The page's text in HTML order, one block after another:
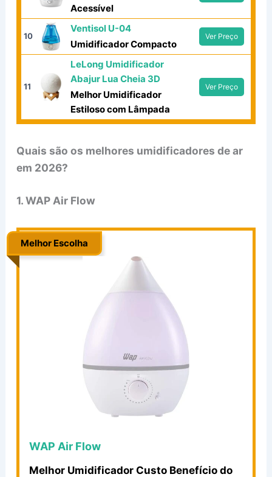
Acessível
10
Ventisol U-04
Umidificador Compacto
Ver Preço
11
LeLong Umidificador
Abajur Lua Cheia 3D
Melhor Umidificador
Estiloso com Lâmpada
Ver Preço
Quais são os melhores umidificadores de ar
em 2026?
1. WAP Air Flow
Melhor Escolha
..
WAP Air Flow
Melhor Umidificador Custo Benefício do